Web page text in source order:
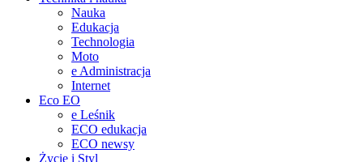
Nauka
Edukacja
Technologia
Moto
e Administracja
Internet
Eco EO
e Leśnik
ECO edukacja
ECO newsy
Życie i Styl